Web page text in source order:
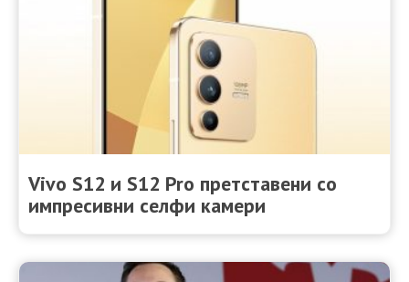
Vivo S12 и S12 Pro претставени со
импресивни селфи камери